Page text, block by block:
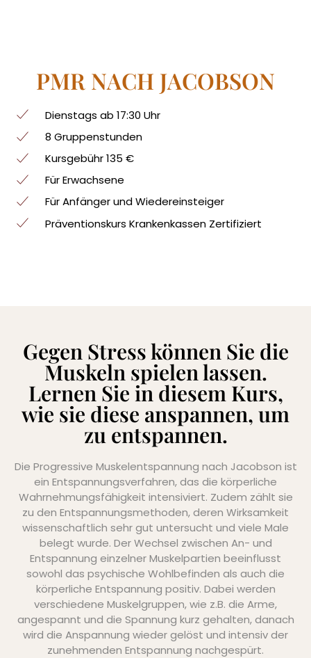
PMR NACH JACOBSON
Dienstags ab 17:30 Uhr
8 Gruppenstunden
Kursgebühr 135 €
Für Erwachsene
Für Anfänger und Wiedereinsteiger
Präventionskurs Krankenkassen Zertifiziert
Gegen Stress können Sie die
Muskeln spielen lassen.
Lernen Sie in diesem Kurs,
wie sie diese anspannen, um
zu entspannen.
Die Progressive Muskelentspannung nach Jacobson ist
ein Entspannungsverfahren, das die körperliche
Wahrnehmungsfähigkeit intensiviert. Zudem zählt sie
zu den Entspannungsmethoden, deren Wirksamkeit
wissenschaftlich sehr gut untersucht und viele Male
belegt wurde. Der Wechsel zwischen An- und
Entspannung einzelner Muskelpartien beeinflusst
sowohl das psychische Wohlbefinden als auch die
körperliche Entspannung positiv. Dabei werden
verschiedene Muskelgruppen, wie z.B. die Arme,
angespannt und die Spannung kurz gehalten, danach
wird die Anspannung wieder gelöst und intensiv der
zunehmenden Entspannung nachgespürt.